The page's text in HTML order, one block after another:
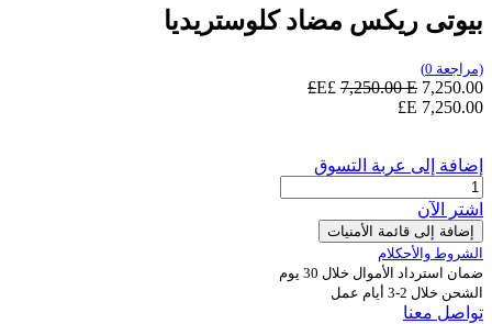
بيوتى ريكس مضاد كلوستريديا
(مراجعة 0)
7,250.00
7,250.00E£
7,250.00
إضافة إلى عربة التسوق
اشترِ الآن
إضافة إلى قائمة الأمنيات
الشروط والأحكلام
ضمان استرداد الأموال خلال 30 يوم
الشحن خلال 2-3 أيام عمل
تواصل معنا